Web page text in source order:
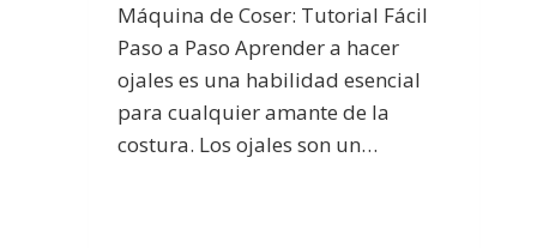
Máquina de Coser: Tutorial Fácil
Paso a Paso Aprender a hacer
ojales es una habilidad esencial
para cualquier amante de la
costura. Los ojales son un…